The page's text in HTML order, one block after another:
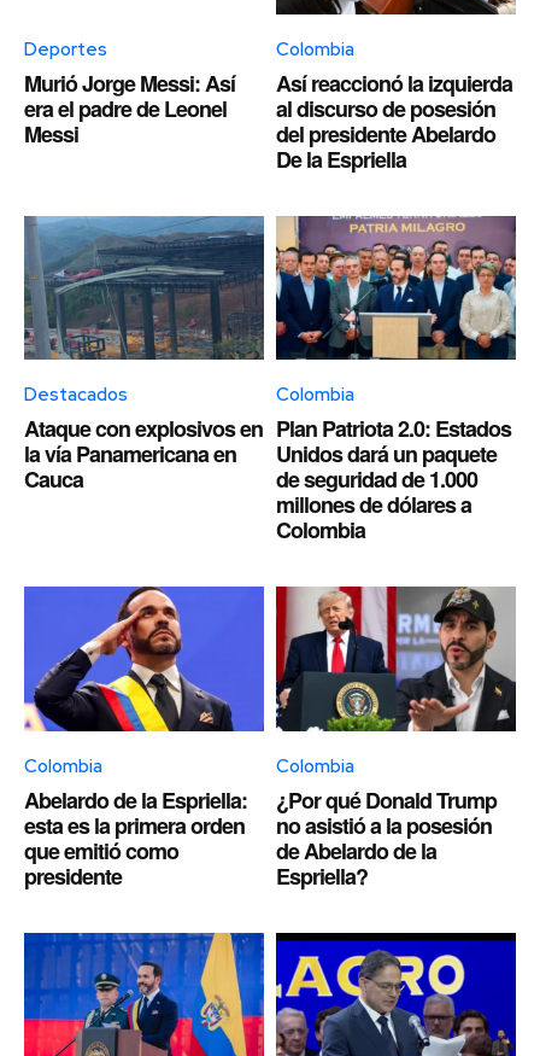
Deportes
Murió Jorge Messi: Así
era el padre de Leonel
Messi
Colombia
Así reaccionó la izquierda
al discurso de posesión
del presidente Abelardo
De la Espriella
Destacados
Ataque con explosivos en
la vía Panamericana en
Cauca
Colombia
Plan Patriota 2.0: Estados
Unidos dará un paquete
de seguridad de 1.000
millones de dólares a
Colombia
Colombia
Abelardo de la Espriella:
esta es la primera orden
que emitió como
presidente
Colombia
¿Por qué Donald Trump
no asistió a la posesión
de Abelardo de la
Espriella?